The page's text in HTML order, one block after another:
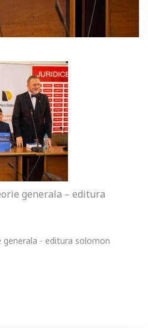
generala – editura
- editura solomon